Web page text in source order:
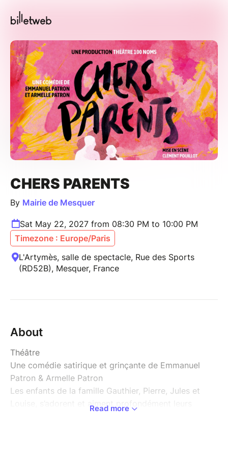
CHERS PARENTS
By Mairie de Mesquer
Sat May 22, 2027 from 08:30 PM to 10:00 PM
Timezone : Europe/Paris
L'Artymès, salle de spectacle, Rue des Sports
(RD52B), Mesquer, France
About
Théâtre
Une comédie satirique et grinçante de Emmanuel
Patron & Armelle Patron
Les enfants de la famille Gauthier, Pierre, Jules et
Louise, s’adorent et aiment profondément leurs
Read more